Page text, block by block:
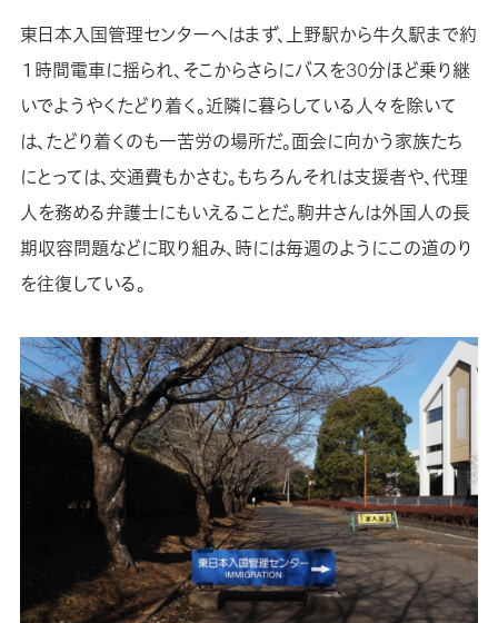
東日本入国管理センターへはまず、上野駅から牛久駅まで約
１時間電車に揺られ、そこからさらにバスを30分ほど乗り継
いでようやくたどり着く。近隣に暮らしている人々を除いて
は、たどり着くのも一苦労の場所だ。面会に向かう家族たち
にとっては、交通費もかさむ。もちろんそれは支援者や、代理
人を務める弁護士にもいえることだ。駒井さんは外国人の長
期収容問題などに取り組み、時には毎週のようにこの道のり
を往復している。